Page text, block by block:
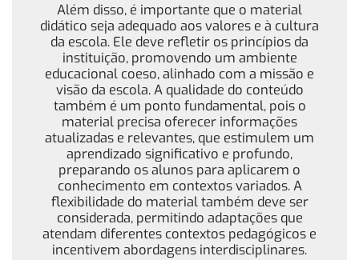
Além disso, é importante que o material
didático seja adequado aos valores e à cultura
da escola. Ele deve refletir os princípios da
instituição, promovendo um ambiente
educacional coeso, alinhado com a missão e
visão da escola. A qualidade do conteúdo
também é um ponto fundamental, pois o
material precisa oferecer informações
atualizadas e relevantes, que estimulem um
aprendizado significativo e profundo,
preparando os alunos para aplicarem o
conhecimento em contextos variados. A
flexibilidade do material também deve ser
considerada, permitindo adaptações que
atendam diferentes contextos pedagógicos e
incentivem abordagens interdisciplinares.